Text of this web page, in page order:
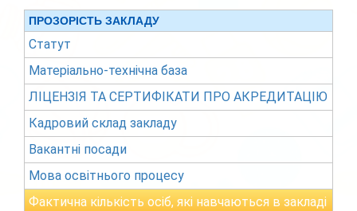
ПРОЗОРІСТЬ ЗАКЛАДУ
Статут
Матеріально-технічна база
ЛІЦЕНЗІЯ ТА СЕРТИФІКАТИ ПРО АКРЕДИТАЦІЮ
Кадровий склад закладу
Вакантні посади
Мова освітнього процесу
Фактична кількість осіб, які навчаються в закладі